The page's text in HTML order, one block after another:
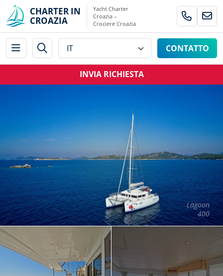
CHARTER IN
CROAZIA
Yacht Charter
Croazia –
Crociere Croazia
CONTATTO
INVIA RICHIESTA
Lagoon
400